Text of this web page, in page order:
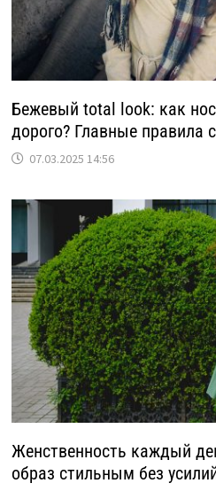
Бежевый total look: как
дорого? Главные правила
07.03.2025 14:56
Женственность каждый
образ стильным без